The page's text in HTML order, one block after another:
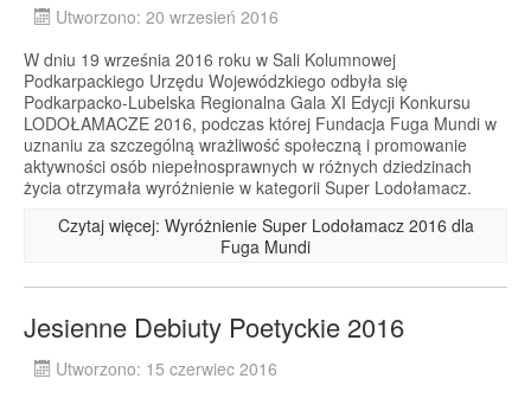
Utworzono: 20 wrzesień 2016
W dniu 19 września 2016 roku w Sali Kolumnowej
Podkarpackiego Urzędu Wojewódzkiego odbyła się
Podkarpacko-Lubelska Regionalna Gala XI Edycji Konkursu
LODOŁAMACZE 2016, podczas której Fundacja Fuga Mundi w
uznaniu za szczególną wrażliwość społeczną i promowanie
aktywności osób niepełnosprawnych w różnych dziedzinach
życia otrzymała wyróżnienie w kategorii Super Lodołamacz.
Czytaj więcej: Wyróżnienie Super Lodołamacz 2016 dla
Fuga Mundi
Jesienne Debiuty Poetyckie 2016
Utworzono: 15 czerwiec 2016